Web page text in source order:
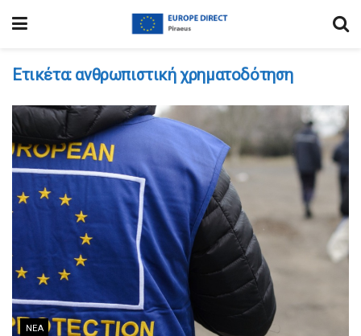
Ετικέτα: ανθρωπιστική χρηματοδότηση
ΝΈΑ